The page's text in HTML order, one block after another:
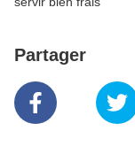
Partager